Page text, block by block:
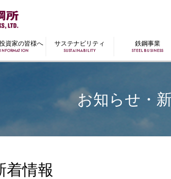
資家の皆様へ サステナビリティ
SUSTAINABILITY
鉄鋼事業
STEEL BUSINESS
お知らせ・
着情報